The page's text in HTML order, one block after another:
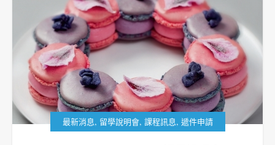
最新消息, 留學說明會, 課程訊息, 遞件申請